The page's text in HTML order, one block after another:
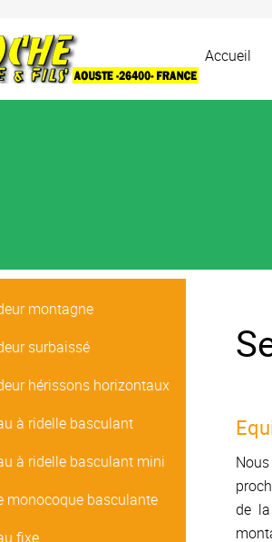
Accueil
de
montagne
surbaissé
hérissons horizontaux
à ridelle basculant
à ridelle basculant mini
monocoque basculante
fixe